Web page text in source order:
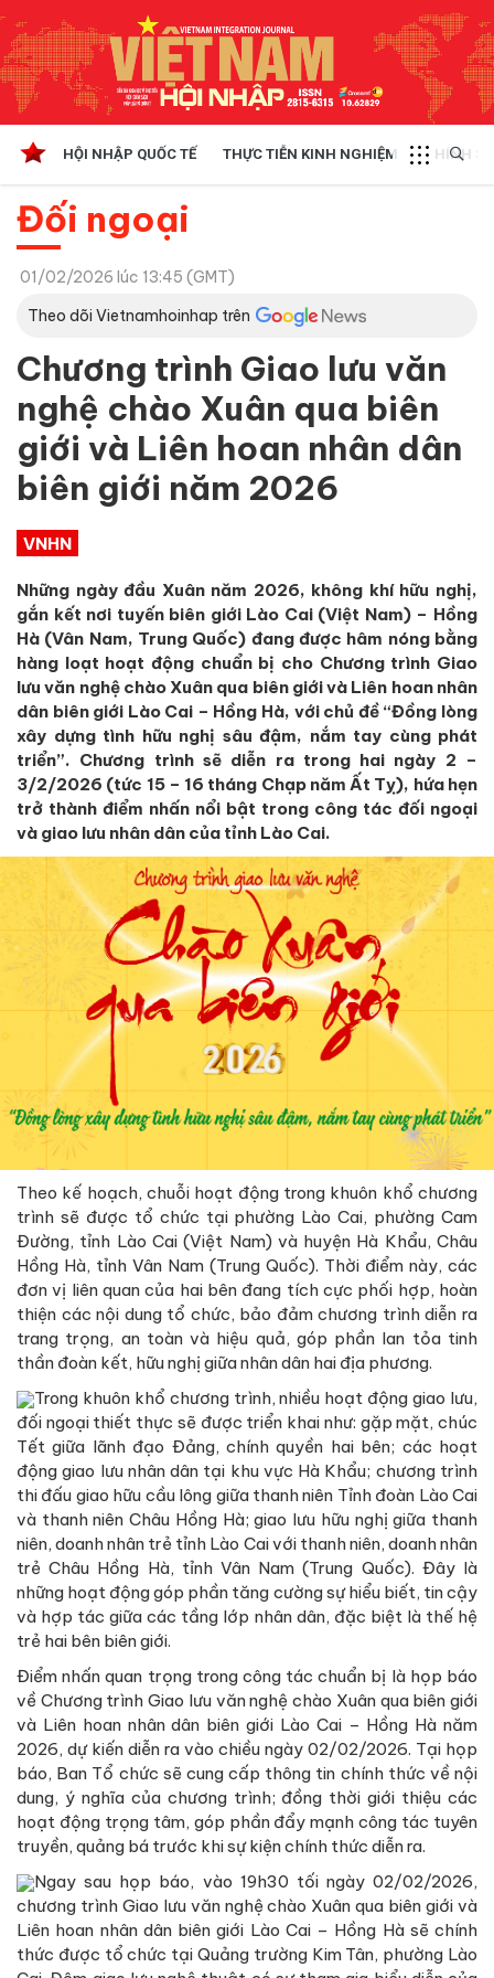
HỘI NHẬP QUỐC TẾ THỰC TIỄN KINH NGHIỆM CHÍNH
Đối ngoại
01/02/2026 lúc 13:45 (GMT)
Theo dõi Vietnamhoinhap trên
Chương trình Giao lưu văn
nghệ chào Xuân qua biên
giới và Liên hoan nhân dân
biên giới năm 2026
VNHN
Những ngày đầu Xuân năm 2026, không khí hữu nghị,
gắn kết nơi tuyến biên giới Lào Cai (Việt Nam) – Hồng
Hà (Vân Nam, Trung Quốc) đang được hâm nóng bằng
hàng loạt hoạt động chuẩn bị cho Chương trình Giao
lưu văn nghệ chào Xuân qua biên giới và Liên hoan nhân
dân biên giới Lào Cai – Hồng Hà, với chủ đề “Đồng lòng
xây dựng tình hữu nghị sâu đậm, nắm tay cùng phát
triển”. Chương trình sẽ diễn ra trong hai ngày 2 –
3/2/2026 (tức 15 – 16 tháng Chạp năm Ất Tỵ), hứa hẹn
trở thành điểm nhấn nổi bật trong công tác đối ngoại
và giao lưu nhân dân của tỉnh Lào Cai.
Theo kế hoạch, chuỗi hoạt động trong khuôn khổ chương
trình sẽ được tổ chức tại phường Lào Cai, phường Cam
Đường, tỉnh Lào Cai (Việt Nam) và huyện Hà Khẩu, Châu
Hồng Hà, tỉnh Vân Nam (Trung Quốc). Thời điểm này, các
đơn vị liên quan của hai bên đang tích cực phối hợp, hoàn
thiện các nội dung tổ chức, bảo đảm chương trình diễn ra
trang trọng, an toàn và hiệu quả, góp phần lan tỏa tinh
thần đoàn kết, hữu nghị giữa nhân dân hai địa phương.
Trong khuôn khổ chương trình, nhiều hoạt động giao lưu,
đối ngoại thiết thực sẽ được triển khai như: gặp mặt, chúc
Tết giữa lãnh đạo Đảng, chính quyền hai bên; các hoạt
động giao lưu nhân dân tại khu vực Hà Khẩu; chương trình
thi đấu giao hữu cầu lông giữa thanh niên Tỉnh đoàn Lào Cai
và thanh niên Châu Hồng Hà; giao lưu hữu nghị giữa thanh
niên, doanh nhân trẻ tỉnh Lào Cai với thanh niên, doanh nhân
trẻ Châu Hồng Hà, tỉnh Vân Nam (Trung Quốc). Đây là
những hoạt động góp phần tăng cường sự hiểu biết, tin cậy
và hợp tác giữa các tầng lớp nhân dân, đặc biệt là thế hệ
trẻ hai bên biên giới.
Điểm nhấn quan trọng trong công tác chuẩn bị là họp báo
về Chương trình Giao lưu văn nghệ chào Xuân qua biên giới
và Liên hoan nhân dân biên giới Lào Cai – Hồng Hà năm
2026, dự kiến diễn ra vào chiều ngày 02/02/2026. Tại họp
báo, Ban Tổ chức sẽ cung cấp thông tin chính thức về nội
dung, ý nghĩa của chương trình; đồng thời giới thiệu các
hoạt động trọng tâm, góp phần đẩy mạnh công tác tuyên
truyền, quảng bá trước khi sự kiện chính thức diễn ra.
Ngay sau họp báo, vào 19h30 tối ngày 02/02/2026,
chương trình Giao lưu văn nghệ chào Xuân qua biên giới và
Liên hoan nhân dân biên giới Lào Cai – Hồng Hà sẽ chính
thức được tổ chức tại Quảng trường Kim Tân, phường Lào